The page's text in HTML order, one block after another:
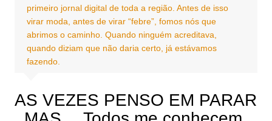
primeiro jornal digital de toda a região. Antes de isso
virar moda, antes de virar “febre”, fomos nós que
abrimos o caminho. Quando ninguém acreditava,
quando diziam que não daria certo, já estávamos
fazendo.
AS VEZES PENSO EM PARAR